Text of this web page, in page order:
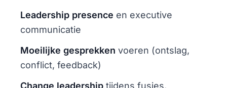
Leadership presence en executive
communicatie
Moeilijke gesprekken voeren (ontslag,
conflict, feedback)
Change leadership tijdens fusies,